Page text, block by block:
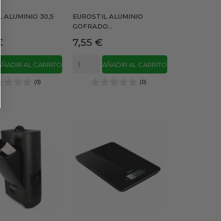
ALUMINIO 30,5
AÑADIR AL CARRITO
(0)
EUROSTIL ALUMINIO
GOFRADO...
Precio
7,55 €
AÑADIR AL CARRITO
(0)